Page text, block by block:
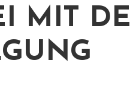
MIT